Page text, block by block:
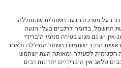
פרטי
ליסינג?
בעל מערכת הנעה חשמלית שהסוללה
החשמל, בדומה לרכבים בעלי הנעה
יש גם מנוע בעירה פנימי היברידי
הרכב ישתמש בחשמל הסוללה ולאחר
הפנימית לפעולה ומאותה העת ישתמש
פלאג אין היברידיים יתרונות רבים